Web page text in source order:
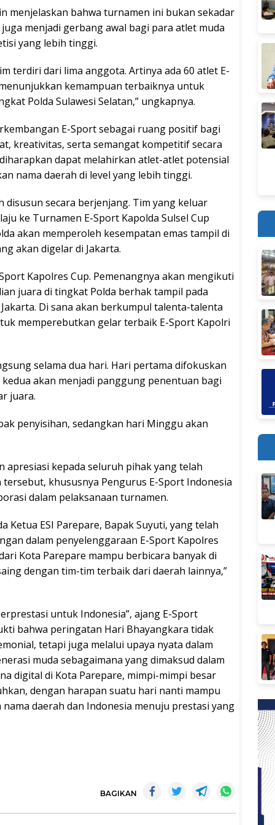
menjelaskan bahwa turnamen ini bukan sekadar
menjadi gerbang awal bagi para atlet muda
yang lebih tinggi.
terdiri dari lima anggota. Artinya ada 60 atlet E-
kemampuan terbaiknya untuk
Polda Sulawesi Selatan,” ungkapnya.
E-Sport sebagai ruang positif bagi
kreativitas, serta semangat kompetitif secara
dapat melahirkan atlet-atlet potensial
nama daerah di level yang lebih tinggi.
secara berjenjang. Tim yang keluar
ke Turnamen E-Sport Kapolda Sulsel Cup
akan memperoleh kesempatan emas tampil di
akan digelar di Jakarta.
Kapolres Cup. Pemenangnya akan mengikuti
juara di tingkat Polda berhak tampil pada
Di sana akan berkumpul talenta-talenta
memperebutkan gelar terbaik E-Sport Kapolri
selama dua hari. Hari pertama difokuskan
akan menjadi panggung penentuan bagi
juara.
penyisihan, sedangkan hari Minggu akan
apresiasi kepada seluruh pihak yang telah
khususnya Pengurus E-Sport Indonesia
dalam pelaksanaan turnamen.
Ketua ESI Parepare, Bapak Suyuti, yang telah
dalam penyelenggaraan E-Sport Kapolres
Kota Parepare mampu berbicara banyak di
dengan tim-tim terbaik dari daerah lainnya,”
untuk Indonesia”, ajang E-Sport
bahwa peringatan Hari Bhayangkara tidak
tetapi juga melalui upaya nyata dalam
muda sebagaimana yang dimaksud dalam
digital di Kota Parepare, mimpi-mimpi besar
dengan harapan suatu hari nanti mampu
daerah dan Indonesia menuju prestasi yang
BAGIKAN